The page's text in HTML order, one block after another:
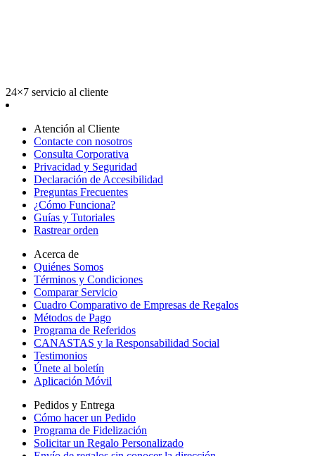
24×7 servicio al cliente
Atención al Cliente
Contacte con nosotros
Consulta Corporativa
Privacidad y Seguridad
Declaración de Accesibilidad
Preguntas Frecuentes
¿Cómo Funciona?
Guías y Tutoriales
Rastrear orden
Acerca de
Quiénes Somos
Términos y Condiciones
Comparar Servicio
Cuadro Comparativo de Empresas de Regalos
Métodos de Pago
Programa de Referidos
CANASTAS y la Responsabilidad Social
Testimonios
Únete al boletín
Aplicación Móvil
Pedidos y Entrega
Cómo hacer un Pedido
Programa de Fidelización
Solicitar un Regalo Personalizado